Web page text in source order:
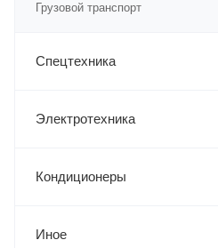
Грузовой транспорт
Спецтехника
Электротехника
Кондиционеры
Иное